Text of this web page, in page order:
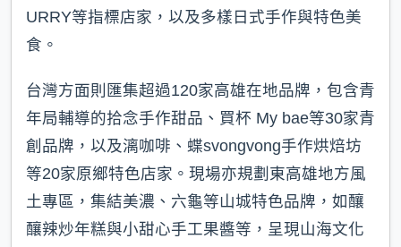
URRY等指標店家，以及多樣日式手作與特色美
食。
台灣方面則匯集超過120家高雄在地品牌，包含青
年局輔導的拾念手作甜品、買杯 My bae等30家青
創品牌，以及漓咖啡、蝶svongvong手作烘焙坊
等20家原鄉特色店家。現場亦規劃東高雄地方風
土專區，集結美濃、六龜等山城特色品牌，如釀
釀辣炒年糕與小甜心手工果醬等，呈現山海文化